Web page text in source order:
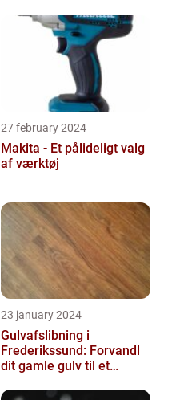
27 february 2024
Makita - Et pålideligt valg
af værktøj
23 january 2024
Gulvafslibning i
Frederikssund: Forvandl
dit gamle gulv til et